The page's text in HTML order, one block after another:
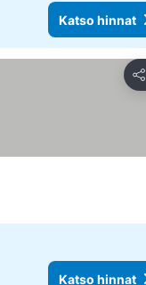
Katso hinnat
Jaa
Katso hinnat